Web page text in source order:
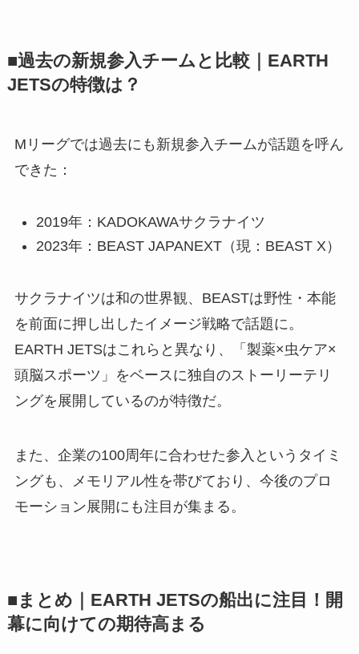
■過去の新規参入チームと比較｜EARTH
JETSの特徴は？
Mリーグでは過去にも新規参入チームが話題を呼ん
できた：
2019年：KADOKAWAサクラナイツ
2023年：BEAST JAPANEXT（現：BEAST X）
サクラナイツは和の世界観、BEASTは野性・本能
を前面に押し出したイメージ戦略で話題に。
EARTH JETSはこれらと異なり、「製薬×虫ケア×
頭脳スポーツ」をベースに独自のストーリーテリ
ングを展開しているのが特徴だ。
また、企業の100周年に合わせた参入というタイミ
ングも、メモリアル性を帯びており、今後のプロ
モーション展開にも注目が集まる。
■まとめ｜EARTH JETSの船出に注目！開
幕に向けての期待高まる